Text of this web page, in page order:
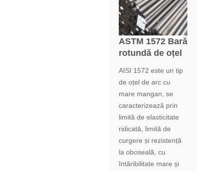
ASTM 1572 Bară
rotundă de oțel
AISI 1572 este un tip
de oțel de arc cu
mare mangan, se
caracterizează prin
limită de elasticitate
ridicată, limită de
curgere și rezistență
la oboseală, cu
întăribilitate mare și